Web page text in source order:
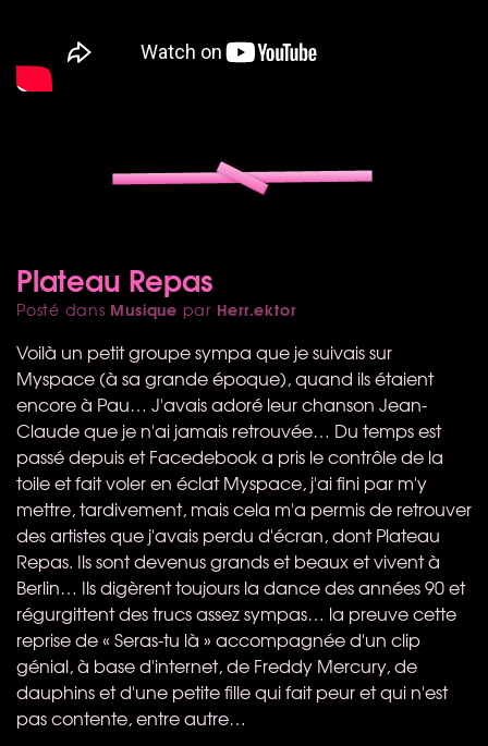
Plateau Repas
Posté dans Musique par Herr.ektor
Voilà un petit groupe sympa que je suivais sur
Myspace (à sa grande époque), quand ils étaient
encore à Pau… J'avais adoré leur chanson Jean-
Claude que je n'ai jamais retrouvée… Du temps est
passé depuis et Facedebook a pris le contrôle de la
toile et fait voler en éclat Myspace, j'ai fini par m'y
mettre, tardivement, mais cela m'a permis de retrouver
des artistes que j'avais perdu d'écran, dont Plateau
Repas. Ils sont devenus grands et beaux et vivent à
Berlin… Ils digèrent toujours la dance des années 90 et
régurgittent des trucs assez sympas… la preuve cette
reprise de « Seras-tu là » accompagnée d'un clip
génial, à base d'internet, de Freddy Mercury, de
dauphins et d'une petite fille qui fait peur et qui n'est
pas contente, entre autre…